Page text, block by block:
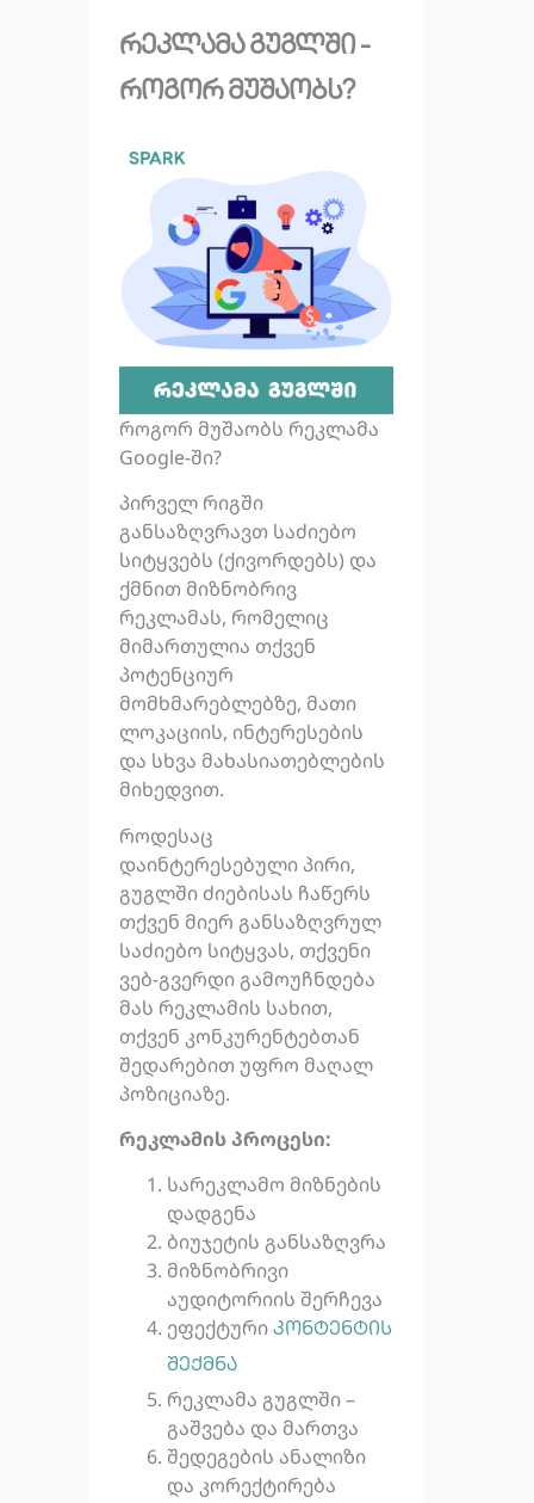
რეკლამა გუგლში -
როგორ მუშაობს?
როგორ მუშაობს რეკლამა
Google-ში?
პირველ რიგში
განსაზღვრავთ საძიებო
სიტყვებს (ქივორდებს) და
ქმნით მიზნობრივ
რეკლამას, რომელიც
მიმართულია თქვენ
პოტენციურ
მომხმარებლებზე, მათი
ლოკაციის, ინტერესების
და სხვა მახასიათებლების
მიხედვით.
როდესაც
დაინტერესებული პირი,
გუგლში ძიებისას ჩაწერს
თქვენ მიერ განსაზღვრულ
საძიებო სიტყვას, თქვენი
ვებ-გვერდი გამოუჩნდება
მას რეკლამის სახით,
თქვენ კონკურენტებთან
შედარებით უფრო მაღალ
პოზიციაზე.
რეკლამის პროცესი:
სარეკლამო მიზნების
დადგენა
ბიუჯეტის განსაზღვრა
მიზნობრივი
აუდიტორიის შერჩევა
ეფექტური კონტენტის
შექმნა
რეკლამა გუგლში –
გაშვება და მართვა
შედეგების ანალიზი
და კორექტირება